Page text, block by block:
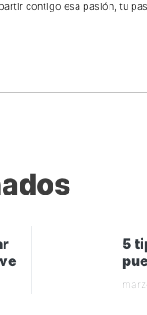
contigo esa pasión, tu
5